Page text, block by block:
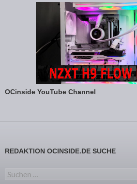
OCinside YouTube Channel
REDAKTION OCINSIDE.DE SUCHE
Suchen nach: